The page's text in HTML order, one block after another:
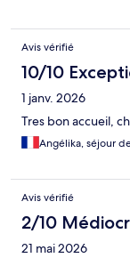
Avis vérifié
10/10
1 janv. 2026
Tres bon accueil,
Angélika, séjour
Avis vérifié
2/10
21 mai 2026